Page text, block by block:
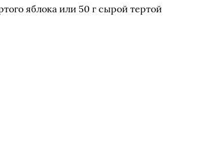
яблока или 50 г сырой тертой